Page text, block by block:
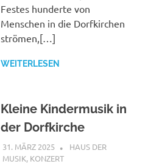
Festes hunderte von
Menschen in die Dorfkirchen
strömen,[…]
WEITERLESEN
Kleine Kindermusik in
der Dorfkirche
31. MÄRZ 2025 ANDREAS
HAUS DER
MUSIK, KONZERT